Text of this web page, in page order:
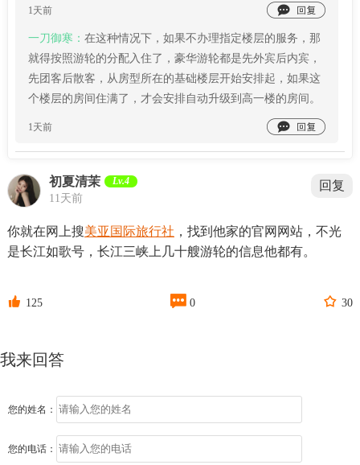
1天前 
一刀御寒： 在这种情况下，如果不办理指定楼层的服务，那
就得按照游轮的分配入住了，豪华游轮都是先外宾后内宾，
先团客后散客，从房型所在的基础楼层开始安排起，如果这
个楼层的房间住满了，才会安排自动升级到高一楼的房间。
1天前 
初夏清茉 Lv.4
11天前
回复
你就在网上搜美亚国际旅行社 ，找到他家的官网网站，不光
是长江如歌号，长江三峡上几十艘游轮的信息他都有。
 125  0  30
我来回答
您的姓名：
您的电话：